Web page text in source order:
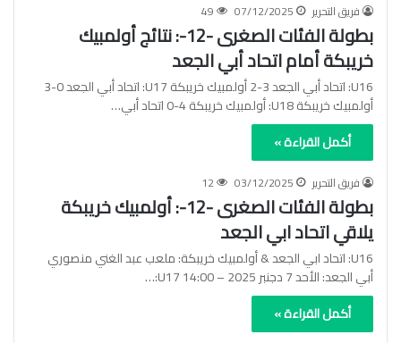
فريق التحرير 07/12/2025
49
بطولة الفئات الصغرى -12-: نتائج أولمبيك
خريبكة أمام اتحاد أبي الجعد
U16: اتحاد أبي الجعد 3-2 أولمبيك خريبكة U17: اتحاد أبي الجعد 0-3
أولمبيك خريبكة U18: أولمبيك خريبكة 4-0 اتحاد أبي…
أكمل القراءة »
فريق التحرير 03/12/2025
12
بطولة الفئات الصغرى -12-: أولمبيك خريبكة
يلاقي اتحاد ابي الجعد
U16: اتحاد ابي الجعد & أولمبيك خريبكة: ملعب عبد الغني منصوري
أبي الجعد: الأحد 7 دجنبر 2025 – 14:00 U17:…
أكمل القراءة »